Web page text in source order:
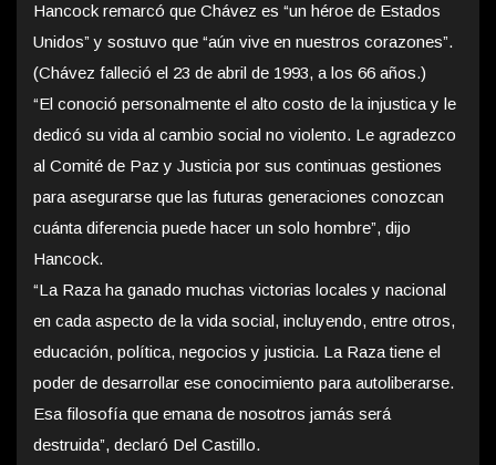
Hancock remarcó que Chávez es “un héroe de Estados
Unidos” y sostuvo que “aún vive en nuestros corazones”.
(Chávez falleció el 23 de abril de 1993, a los 66 años.)
“El conoció personalmente el alto costo de la injustica y le
dedicó su vida al cambio social no violento. Le agradezco
al Comité de Paz y Justicia por sus continuas gestiones
para asegurarse que las futuras generaciones conozcan
cuánta diferencia puede hacer un solo hombre”, dijo
Hancock.
“La Raza ha ganado muchas victorias locales y nacional
en cada aspecto de la vida social, incluyendo, entre otros,
educación, política, negocios y justicia. La Raza tiene el
poder de desarrollar ese conocimiento para autoliberarse.
Esa filosofía que emana de nosotros jamás será
destruida”, declaró Del Castillo.